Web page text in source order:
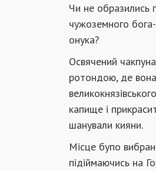
Чи не образились
чужоземного
онука?
Освячений
ротондою, де
капище і
шанували кияни.
Місце бупо
підіймаючись на